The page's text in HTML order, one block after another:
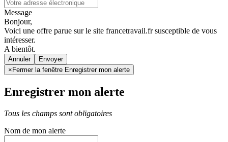
Message
Bonjour,
Voici une offre parue sur le site francetravail.fr susceptible de vous
intéresser.
A bientôt.
Annuler
× Fermer la fenêtre Enregistrer mon alerte
Enregistrer mon alerte
Tous les champs sont obligatoires
Nom de mon alerte